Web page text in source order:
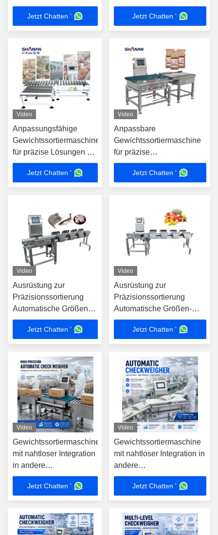
Sortiergenauigkeit
Kontrollwaage
Jetzt Chatten '
Sortiergenauigkeit
Jetzt Chatten '
Video
Anpassungsfähige
Gewichtssortiermaschine
für präzise Lösungen zur
Produktsortierung
Jetzt Chatten '
Video
Anpassbare
Gewichtssortiermaschine
für präzise
Produktsortierlösungen
Cannellini-Bohnen Bio
Jetzt Chatten '
Video
Ausrüstung zur
Präzisionssortierung
Automatische Größen-
und
Gewichtsklassifizierung
für Obst, Gemüse,
Pharmaindustrie
Jetzt Chatten '
Video
Ausrüstung zur
Präzisionssortierung
Automatische Größen-
und
Gewichtsklassifizierung für
Obst, Gemüse,
Pharmaindustrie
Jetzt Chatten '
Video
Gewichtssortiermaschine
mit nahtloser Integration
in andere
Produktionsanlagen zur
Optimierung von
Herstellungsprozessen
Jetzt Chatten '
Video
Gewichtssortiermaschine
mit nahtloser Integration in
andere
Produktionsanlagen zur
Optimierung von
Herstellungsprozessen
Jetzt Chatten '